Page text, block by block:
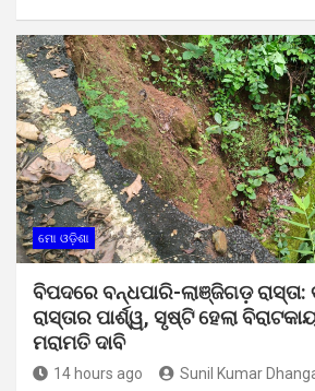
ମୋ ଓଡ଼ିଶା
ବିପଦରେ ବନ୍ଧପାରି-ଲାଞ୍ଜିଗଡ଼ ରାସ୍ତା:
ରାସ୍ତାର ପାର୍ଶ୍ୱ, ସୃଷ୍ଟି ହେଲା
ମରାମତି ଦାବି
14 hours ago Sunil Kumar